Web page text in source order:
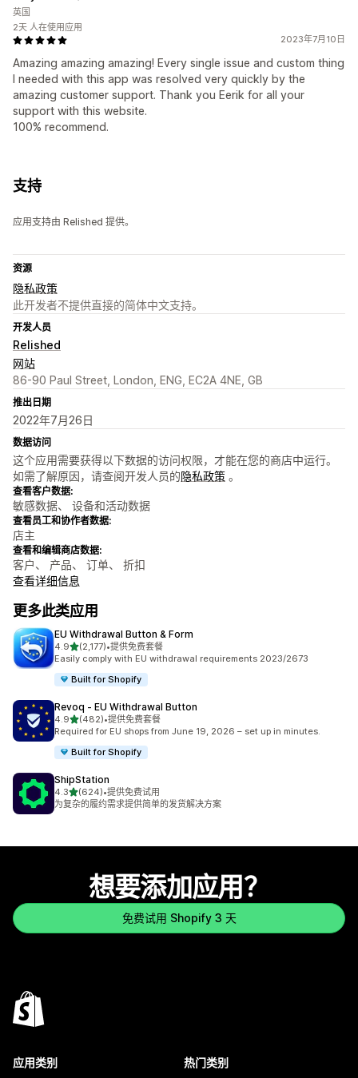
2023年7月10日
Amazing amazing amazing! Every single issue and custom thing
I needed with this app was resolved very quickly by the
amazing customer support. Thank you Eerik for all your
support with this website.
100% recommend.
英国
2天 人在使用应用
支持
应用支持由 Relished 提供。
资源
隐私政策
此开发者不提供直接的简体中文支持。
开发人员
Relished
网站
86-90 Paul Street, London, ENG, EC2A 4NE, GB
推出日期
2022年7月26日
数据访问
这个应用需要获得以下数据的访问权限，才能在您的商店中运行。
如需了解原因，请查阅开发人员的隐私政策 。
查看客户数据:
敏感数据、 设备和活动数据
查看员工和协作者数据:
店主
查看和编辑商店数据:
客户、 产品、 订单、 折扣
查看详细信息
更多此类应用
EU Withdrawal Button & Form
4.9星（满分 5 星）
(2,177)
总共 2177 条评论
•提供免费套餐
Easily comply with EU withdrawal requirements 2023/2673
Built for Shopify
Revoq ‑ EU Withdrawal Button
4.9星（满分 5 星）
(482)
总共 482 条评论
•提供免费套餐
Required for EU shops from June 19, 2026 – set up in minutes.
Built for Shopify
ShipStation
4.3星（满分 5 星）
(624)
总共 624 条评论
•提供免费试用
为复杂的履约需求提供简单的发货解决方案
想要添加应用？
免费试用 Shopify 3 天
应用类别 热门类别